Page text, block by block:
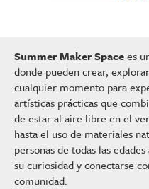
Summer Maker Spacees
donde pueden crear,
cualquier momento para
artísticas prácticas que
de estar al aire libre en el
hasta el uso de materiales
personas de todas las
su curiosidad y conectarse
comunidad.